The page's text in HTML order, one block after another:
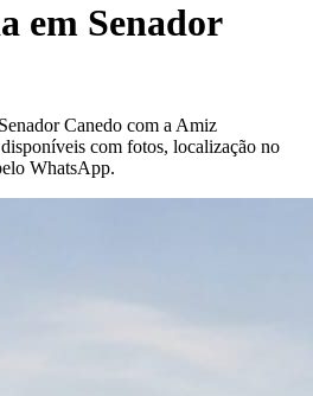
em Senador
Canedo com a Amiz
com fotos, localização no
WhatsApp.